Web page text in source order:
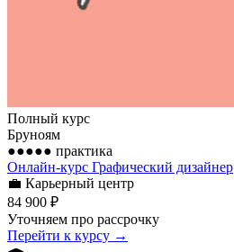
Полный курс
Бруноям
●●●●● практика
Онлайн-курс Графический дизайнер
💼 Карьерный центр
84 900 ₽
Уточняем про рассрочку
Перейти к курсу →